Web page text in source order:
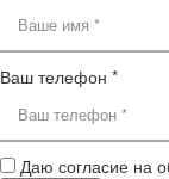
Ваш телефон *
Даю согласие на